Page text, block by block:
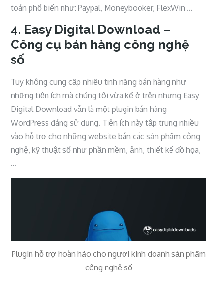
toán phổ biến như: Paypal, Moneybooker, FlexWin,…
4. Easy Digital Download –
Công cụ bán hàng công nghệ
số
Tuy không cung cấp nhiều tính năng bán hàng như
những tiện ích mà chúng tôi vừa kể ở trên nhưng Easy
Digital Download vẫn là một plugin bán hàng
WordPress đáng sử dụng. Tiện ích này tập trung nhiều
vào hỗ trợ cho những website bán các sản phẩm công
nghệ, kỹ thuật số như phần mềm, ảnh, thiết kế đồ họa,
…
Plugin hỗ trợ hoàn hảo cho người kinh doanh sản phẩm
công nghệ số